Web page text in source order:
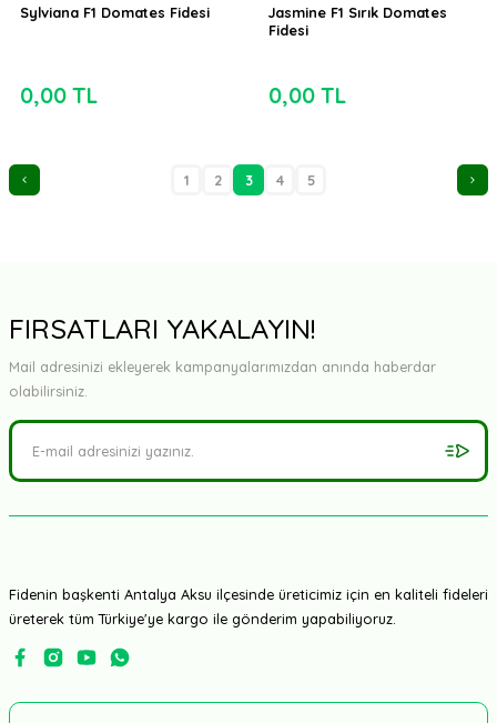
Sylviana F1 Domates Fidesi
0,00 TL
Jasmine F1 Sırık Domates
Fidesi
0,00 TL
1 2 3 4 5
FIRSATLARI YAKALAYIN!
Mail adresinizi ekleyerek kampanyalarımızdan anında haberdar
olabilirsiniz.
Fidenin başkenti Antalya Aksu ilçesinde üreticimiz için en kaliteli fideleri
üreterek tüm Türkiye'ye kargo ile gönderim yapabiliyoruz.